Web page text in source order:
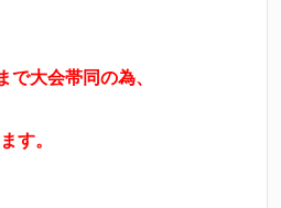
で大会帯同の為、
す。